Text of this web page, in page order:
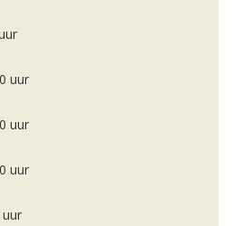
uur
uur
uur